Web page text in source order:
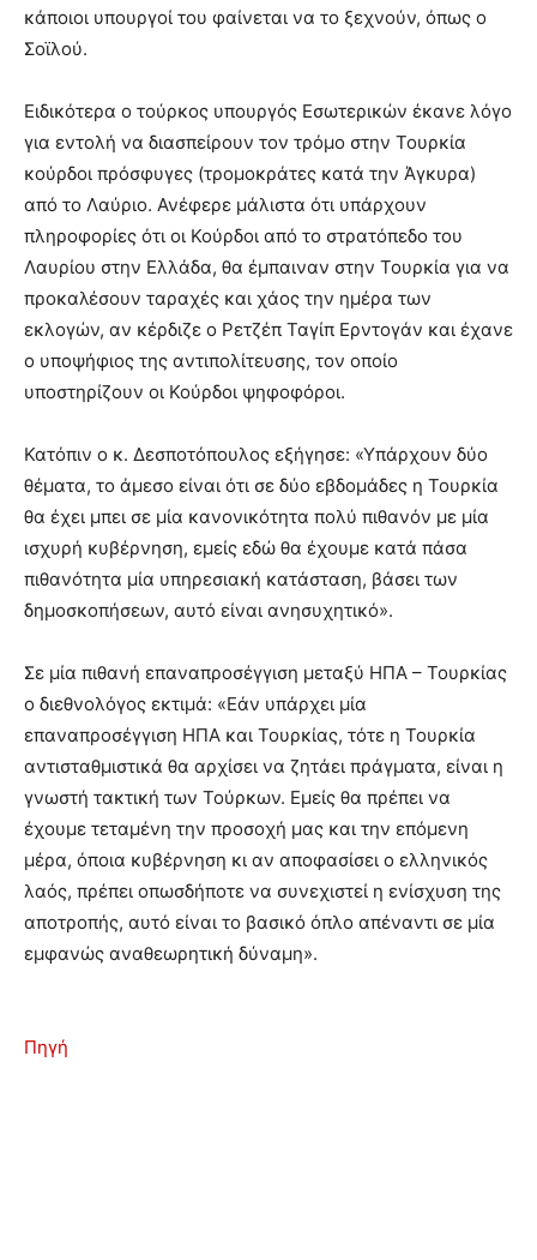
κάποιοι υπουργοί του φαίνεται να το ξεχνούν, όπως ο
Σοϊλού.
Ειδικότερα ο τούρκος υπουργός Εσωτερικών έκανε λόγο
για εντολή να διασπείρουν τον τρόμο στην Τουρκία
κούρδοι πρόσφυγες (τρομοκράτες κατά την Άγκυρα)
από το Λαύριο. Ανέφερε μάλιστα ότι υπάρχουν
πληροφορίες ότι οι Κούρδοι από το στρατόπεδο του
Λαυρίου στην Ελλάδα, θα έμπαιναν στην Τουρκία για να
προκαλέσουν ταραχές και χάος την ημέρα των
εκλογών, αν κέρδιζε ο Ρετζέπ Ταγίπ Ερντογάν και έχανε
ο υποψήφιος της αντιπολίτευσης, τον οποίο
υποστηρίζουν οι Κούρδοι ψηφοφόροι.
Κατόπιν ο κ. Δεσποτόπουλος εξήγησε: «Υπάρχουν δύο
θέματα, το άμεσο είναι ότι σε δύο εβδομάδες η Τουρκία
θα έχει μπει σε μία κανονικότητα πολύ πιθανόν με μία
ισχυρή κυβέρνηση, εμείς εδώ θα έχουμε κατά πάσα
πιθανότητα μία υπηρεσιακή κατάσταση, βάσει των
δημοσκοπήσεων, αυτό είναι ανησυχητικό».
Σε μία πιθανή επαναπροσέγγιση μεταξύ ΗΠΑ – Τουρκίας
ο διεθνολόγος εκτιμά: «Εάν υπάρχει μία
επαναπροσέγγιση ΗΠΑ και Τουρκίας, τότε η Τουρκία
αντισταθμιστικά θα αρχίσει να ζητάει πράγματα, είναι η
γνωστή τακτική των Τούρκων. Εμείς θα πρέπει να
έχουμε τεταμένη την προσοχή μας και την επόμενη
μέρα, όποια κυβέρνηση κι αν αποφασίσει ο ελληνικός
λαός, πρέπει οπωσδήποτε να συνεχιστεί η ενίσχυση της
αποτροπής, αυτό είναι το βασικό όπλο απέναντι σε μία
εμφανώς αναθεωρητική δύναμη».
Πηγή